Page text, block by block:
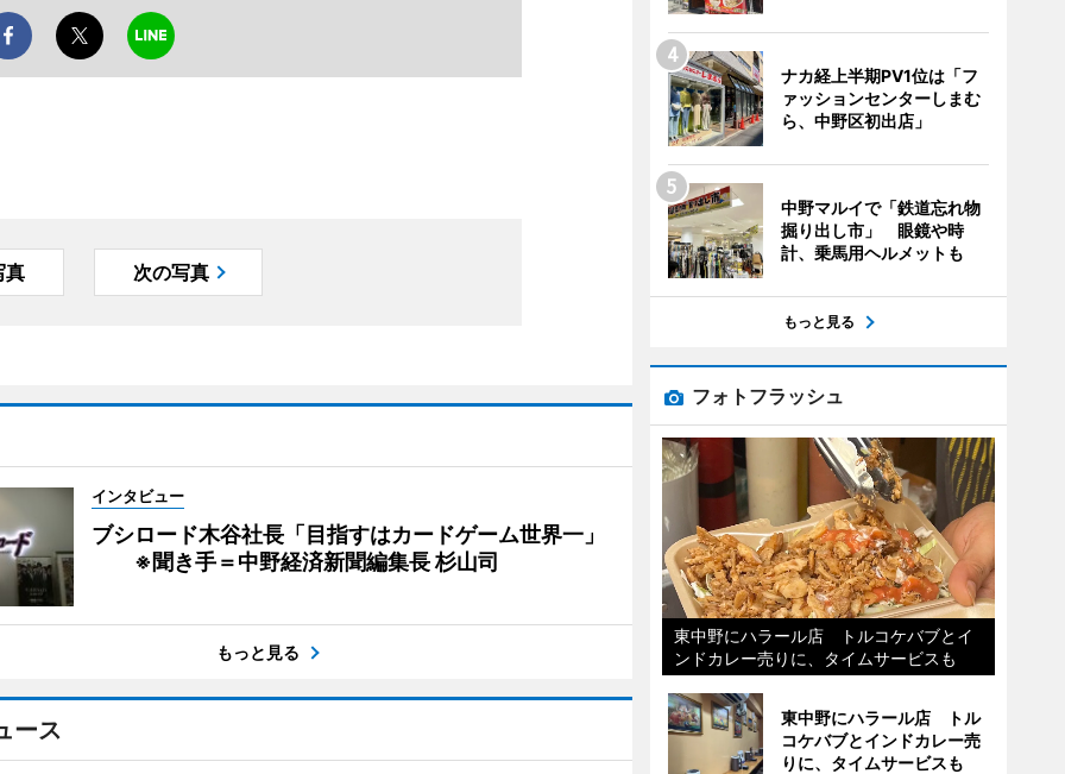
真 次の写真
インタビュー
ブシロード木谷社長「目指すはカードゲーム世界一」
※聞き手＝中野経済新聞編集長 杉山司
もっと見る
ース
ナカ経上半期PV1位は「フ
ァッションセンターしまむ
ら、中野区初出店」
中野マルイで「鉄道忘れ物
掘り出し市」 眼鏡や時
計、乗馬用ヘルメットも
もっと見る
フォトフラッシュ
東中野にハラール店 トルコケバブとイ
ンドカレー売りに、タイムサービスも
東中野にハラール店 トル
コケバブとインドカレー売
りに、タイムサービスも